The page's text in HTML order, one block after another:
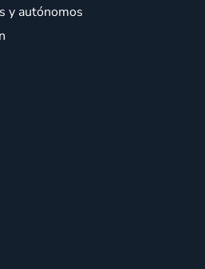
y autónomos